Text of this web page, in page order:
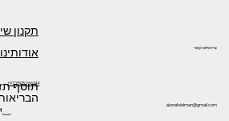
Israel
אודותינו
תקנון
תוסף
alonafeldman@gmail.com
צרו איתנו קשר
+972505266144